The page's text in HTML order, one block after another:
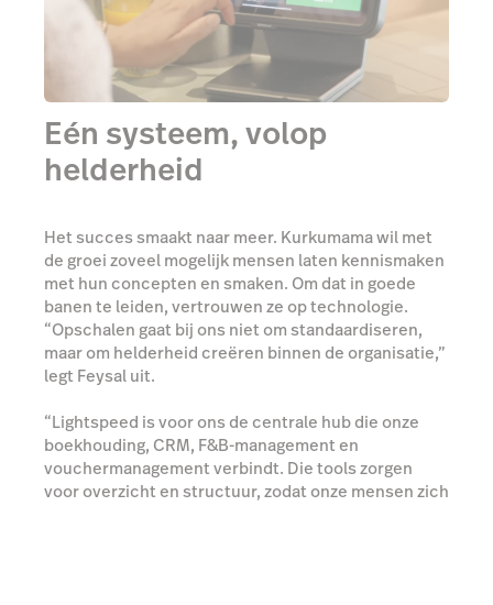
Eén systeem, volop
helderheid
Het succes smaakt naar meer. Kurkumama wil met
de groei zoveel mogelijk mensen laten kennismaken
met hun concepten en smaken. Om dat in goede
banen te leiden, vertrouwen ze op technologie.
“Opschalen gaat bij ons niet om standaardiseren,
maar om helderheid creëren binnen de organisatie,”
legt Feysal uit.
“Lightspeed is voor ons de centrale hub die onze
boekhouding, CRM, F&B-management en
vouchermanagement verbindt. Die tools zorgen
voor overzicht en structuur, zodat onze mensen zich